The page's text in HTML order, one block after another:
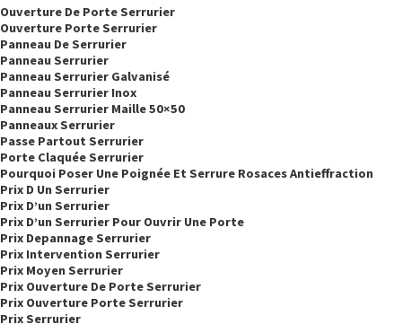
Ouverture De Porte Serrurier
Ouverture Porte Serrurier
Panneau De Serrurier
Panneau Serrurier
Panneau Serrurier Galvanisé
Panneau Serrurier Inox
Panneau Serrurier Maille 50×50
Panneaux Serrurier
Passe Partout Serrurier
Porte Claquée Serrurier
Pourquoi Poser Une Poignée Et Serrure Rosaces Antieffraction
Prix D Un Serrurier
Prix D’un Serrurier
Prix D’un Serrurier Pour Ouvrir Une Porte
Prix Depannage Serrurier
Prix Intervention Serrurier
Prix Moyen Serrurier
Prix Ouverture De Porte Serrurier
Prix Ouverture Porte Serrurier
Prix Serrurier